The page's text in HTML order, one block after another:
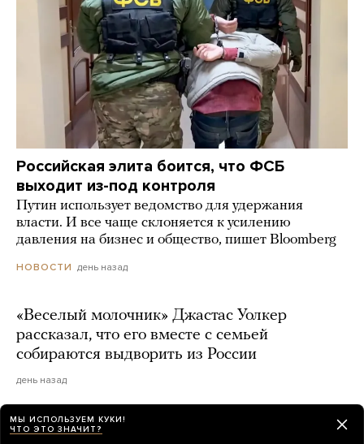
Российская элита боится, что ФСБ
выходит из-под контроля
Путин использует ведомство для удержания
власти. И все чаще склоняется к усилению
давления на бизнес и общество, пишет Bloomberg
НОВОСТИ день назад
«Веселый молочник» Джастас Уолкер
рассказал, что его вместе с семьей
собираются выдворить из России
день назад
МЫ ИСПОЛЬЗУЕМ КУКИ!
ЧТО ЭТО ЗНАЧИТ?